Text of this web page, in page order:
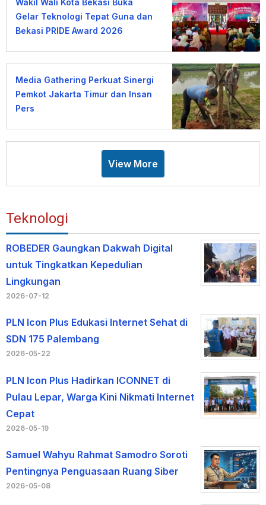
Gelar Teknologi Tepat Guna dan
Bekasi PRIDE Award 2026
Media Gathering Perkuat Sinergi
Pemkot Jakarta Timur dan Insan
Pers
View More
Teknologi
ROBEDER Gaungkan Dakwah Digital
untuk Tingkatkan Kepedulian
Lingkungan
2026-07-12
PLN Icon Plus Edukasi Internet Sehat di
SDN 175 Palembang
2026-05-22
PLN Icon Plus Hadirkan ICONNET di
Pulau Lepar, Warga Kini Nikmati Internet
Cepat
2026-05-19
Samuel Wahyu Rahmat Samodro Soroti
Pentingnya Penguasaan Ruang Siber
2026-05-08